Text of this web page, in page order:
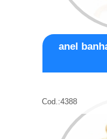
anel
Cod.:4388